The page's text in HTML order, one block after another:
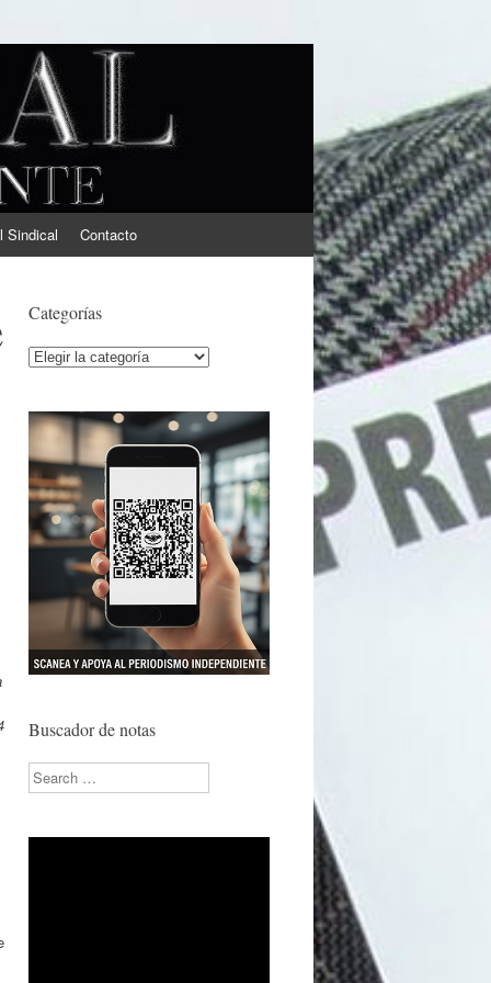
Sindical Contacto
Categorías
Categorías
Buscador de notas
Search